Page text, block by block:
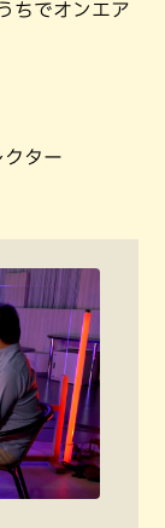
ちでオンエア
クター